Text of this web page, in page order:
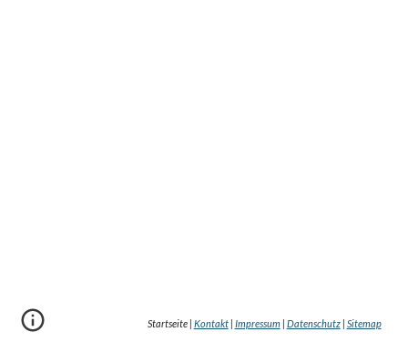
Startseite | Kontakt| Impressum | Datenschutz| Sitemap